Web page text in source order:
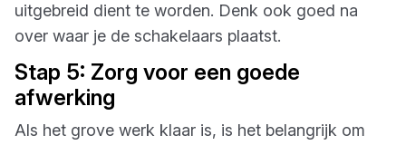
uitgebreid dient te worden. Denk ook goed na
over waar je de schakelaars plaatst.
Stap 5: Zorg voor een goede
afwerking
Als het grove werk klaar is, is het belangrijk om